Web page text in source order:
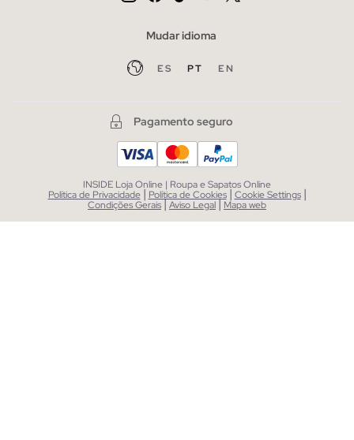
Mudar idioma
ES PT EN
Pagamento seguro
INSIDE Loja Online | Roupa e Sapatos Online
Política de Privacidade | Política de Cookies | Cookie Settings |
Condições Gerais|Aviso Legal| Mapa web